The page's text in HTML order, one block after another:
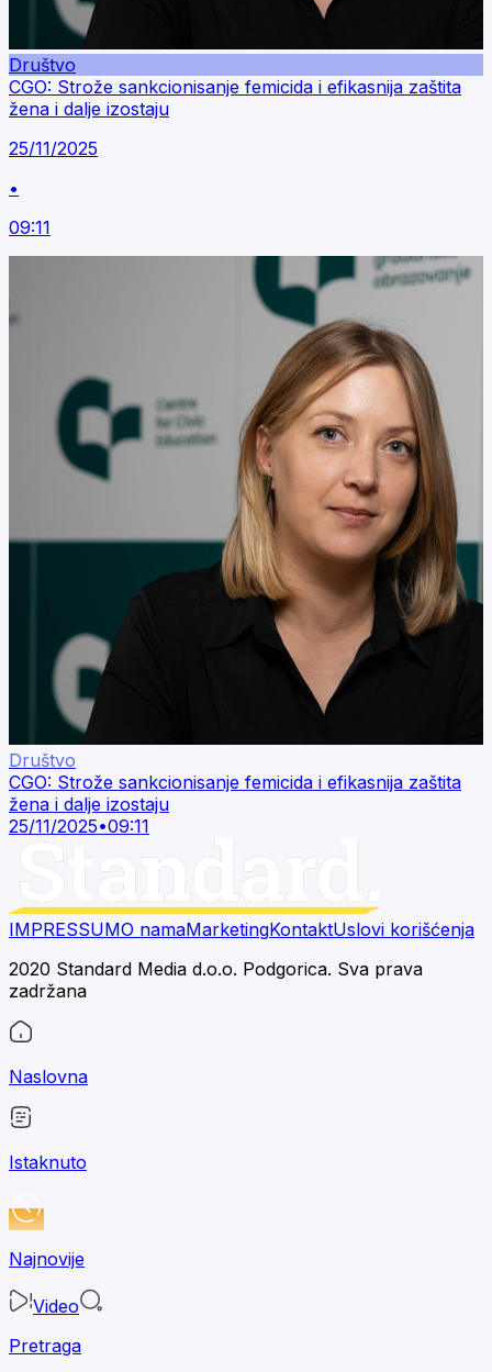
Društvo
CGO: Strože sankcionisanje femicida i efikasnija zaštita
žena i dalje izostaju
25/11/2025
•
09:11
Društvo
CGO: Strože sankcionisanje femicida i efikasnija zaštita
žena i dalje izostaju
25/11/2025•09:11
IMPRESSUMO namaMarketingKontaktUslovi korišćenja
2020 Standard Media d.o.o. Podgorica. Sva prava
zadržana
Naslovna
Istaknuto
Najnovije
Video
Pretraga